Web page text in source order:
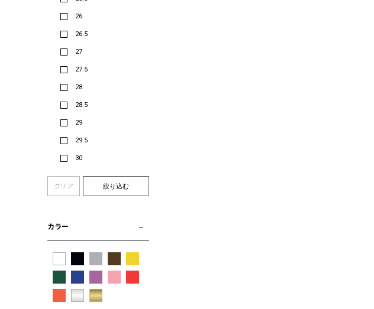
26
26.5
27
27.5
28
28.5
29
29.5
30
クリア 絞り込む
カラー